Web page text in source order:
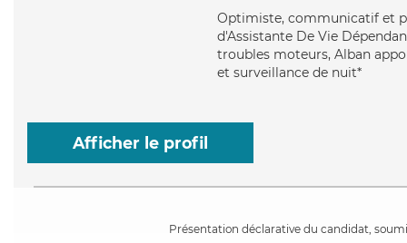
Optimiste, communicatif et
d'Assistante De Vie
troubles moteurs, Alban
et surveillance de nuit*
Afficher le profil
Présentation déclarative du candidat,